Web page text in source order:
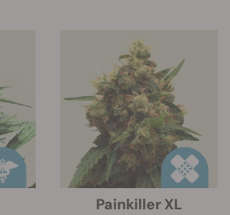
Painkiller XL